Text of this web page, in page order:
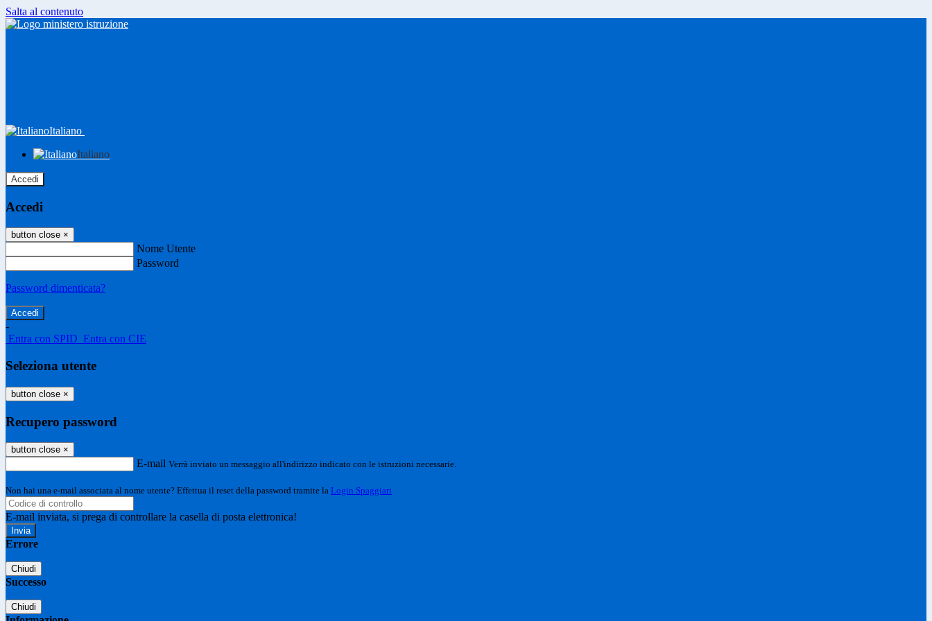
Salta al contenuto
Italiano
Italiano
Accedi
Accedi
button close ×
Nome Utente
Password
Password dimenticata?
-
Entra con SPID Entra con CIE
Seleziona utente
button close ×
Recupero password
button close ×
E-mail Verrà inviato un messaggio all'indirizzo indicato con le istruzioni necessarie.
Non hai una e-mail associata al nome utente? Effettua il reset della password tramite la Login Spaggiari
E-mail inviata, si prega di controllare la casella di posta elettronica!
Errore
Chiudi
Successo
Chiudi